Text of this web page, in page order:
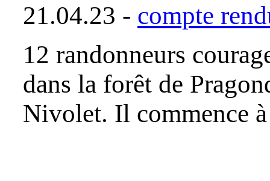
21.04.23 - compte
12 randonneurs
dans la forêt de
Nivolet. Il commence